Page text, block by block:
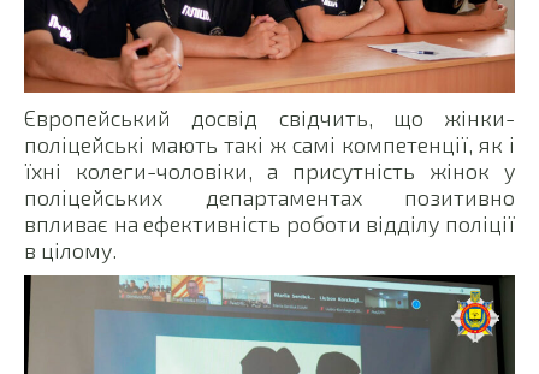
Європейський досвід свідчить, що жінки-
поліцейські мають такі ж самі компетенції, як і
їхні колеги-чоловіки, а присутність жінок у
поліцейських департаментах позитивно
впливає на ефективність роботи відділу поліції
в цілому.